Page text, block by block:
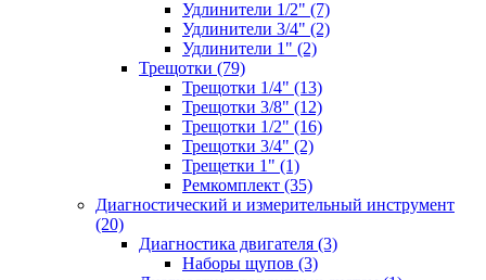
Удлинители 1/2" (7)
Удлинители 3/4" (2)
Удлинители 1" (2)
Трещотки (79)
Трещотки 1/4" (13)
Трещотки 3/8" (12)
Трещотки 1/2" (16)
Трещотки 3/4" (2)
Трещетки 1" (1)
Ремкомплект (35)
Диагностический и измерительный инструмент
(20)
Диагностика двигателя (3)
Наборы щупов (3)